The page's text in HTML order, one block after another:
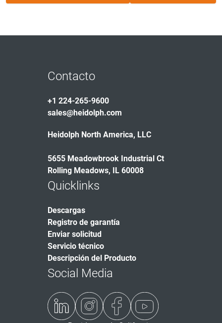
Contacto
+1 224-265-9600
sales@heidolph.com
Heidolph North America, LLC
5655 Meadowbrook Industrial Ct
Rolling Meadows, IL 60008
Quicklinks
Descargas
Registro de garantía
Enviar solicitud
Servicio técnico
Descripción del Producto
Social Media